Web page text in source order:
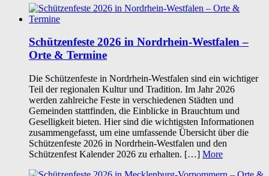
Schützenfeste 2026 in Nordrhein-Westfalen –
Orte & Termine
Die Schützenfeste in Nordrhein-Westfalen sind ein wichtiger
Teil der regionalen Kultur und Tradition. Im Jahr 2026
werden zahlreiche Feste in verschiedenen Städten und
Gemeinden stattfinden, die Einblicke in Brauchtum und
Geselligkeit bieten. Hier sind die wichtigsten Informationen
zusammengefasst, um eine umfassende Übersicht über die
Schützenfeste 2026 in Nordrhein-Westfalen und den
Schützenfest Kalender 2026 zu erhalten. […] More